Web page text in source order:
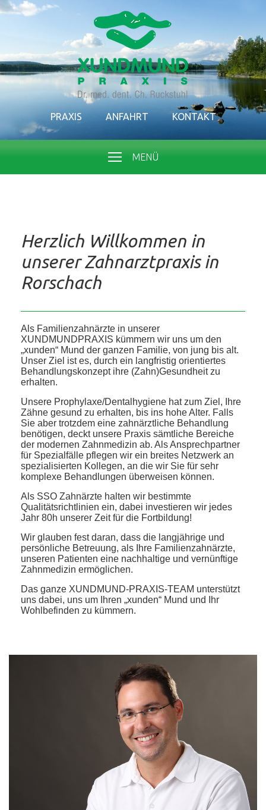
PRAXIS ANFAHRT KONTAKT
MENÜ
Herzlich Willkommen in
unserer Zahnarztpraxis in
Rorschach
Als Familienzahnärzte in unserer
XUNDMUNDPRAXIS kümmern wir uns um den
„xunden“ Mund der ganzen Familie, von jung bis alt.
Unser Ziel ist es, durch ein langfristig orientiertes
Behandlungskonzept ihre (Zahn)Gesundheit zu
erhalten.
Unsere Prophylaxe/Dentalhygiene hat zum Ziel, Ihre
Zähne gesund zu erhalten, bis ins hohe Alter. Falls
Sie aber trotzdem eine zahnärztliche Behandlung
benötigen, deckt unsere Praxis sämtliche Bereiche
der modernen Zahnmedizin ab. Als Ansprechpartner
für Spezialfälle pflegen wir ein breites Netzwerk an
spezialisierten Kollegen, an die wir Sie für sehr
komplexe Behandlungen überweisen können.
Als SSO Zahnärzte halten wir bestimmte
Qualitätsrichtlinien ein, dabei investieren wir jedes
Jahr 80h unserer Zeit für die Fortbildung!
Wir glauben fest daran, dass die langjährige und
persönliche Betreuung, als Ihre Familienzahnärzte,
unseren Patienten eine nachhaltige und vernünftige
Zahnmedizin ermöglichen.
Das ganze XUNDMUND-PRAXIS-TEAM unterstützt
uns dabei, uns um Ihren „xunden“ Mund und Ihr
Wohlbefinden zu kümmern.